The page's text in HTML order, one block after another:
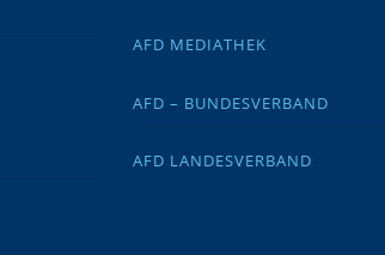
AFD MEDIATHEK
AFD – BUNDESVERBAND
AFD LANDESVERBAND